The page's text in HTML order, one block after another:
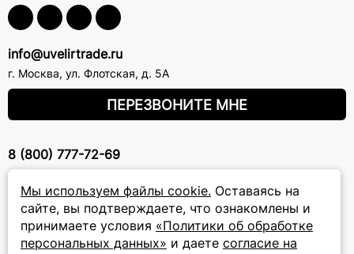
Мы используем файлы cookie. Оставаясь на
сайте, вы подтверждаете, что ознакомлены и
принимаете условия «Политики об обработке
персональных данных» и даете согласие на
info@uvelirtrade.ru
г. Москва, ул. Флотская, д. 5А
ПЕРЕЗВОНИТЕ МНЕ
8 (800) 777-72-69
прием звонков: круглосуточно
ПОДПИСКА НА РАССЫЛКУ
Подписаться на новости